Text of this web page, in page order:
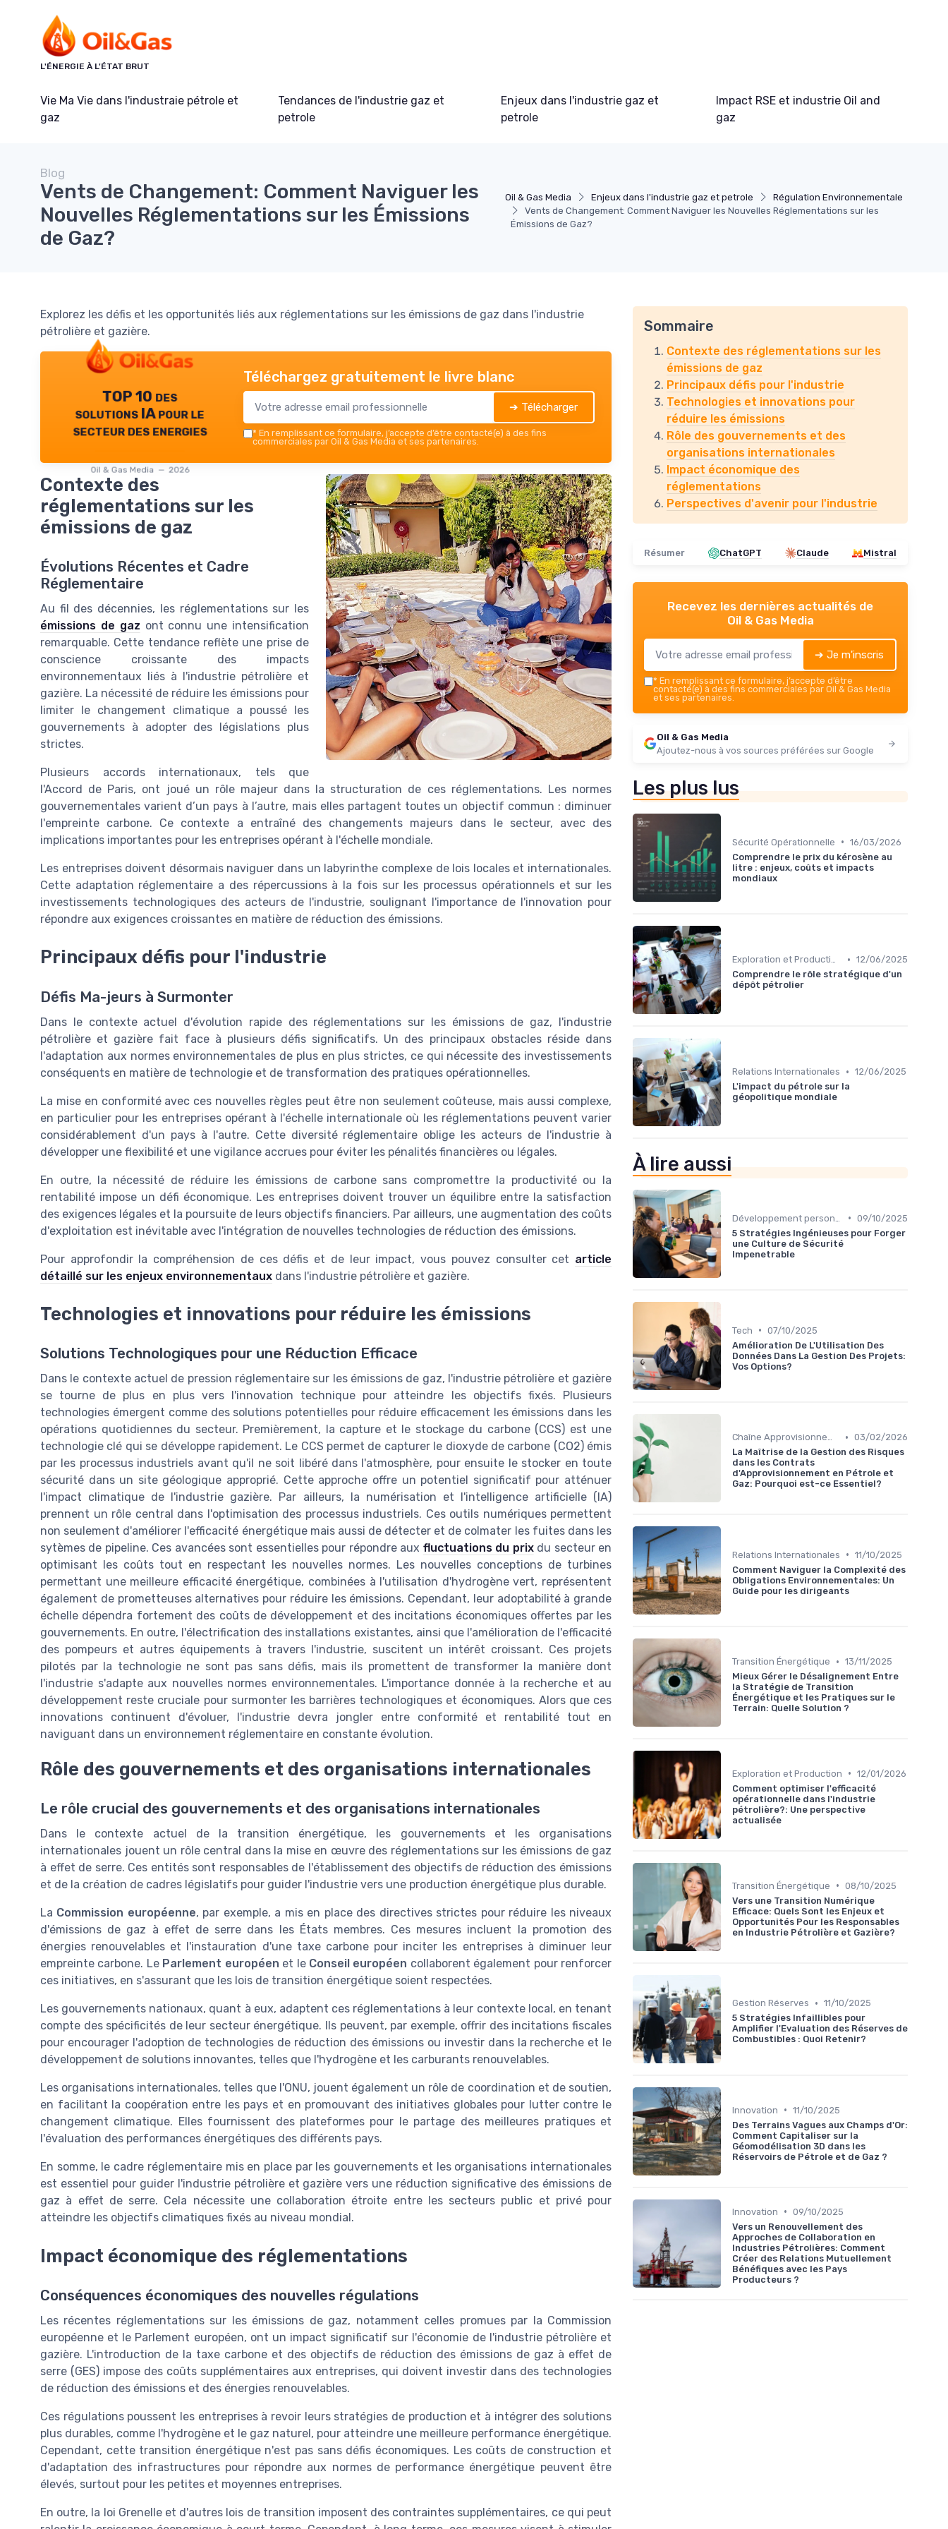
L'ÉNERGIE À L'ÉTAT BRUT
Vie Ma Vie dans l'industraie pétrole et
gaz
Tendances de l'industrie gaz et
petrole
Enjeux dans l'industrie gaz et
petrole
Impact RSE et industrie Oil and
gaz
Oil & Gas Media Enjeux dans l'industrie gaz et petrole
Régulation Environnementale
Vents de Changement: Comment Naviguer les Nouvelles Réglementations sur les
Émissions de Gaz?
Blog
Vents de Changement: Comment Naviguer les
Nouvelles Réglementations sur les Émissions
de Gaz?
Explorez les défis et les opportunités liés aux réglementations sur les émissions de gaz dans l'industrie
pétrolière et gazière.
TOP 10 des
solutions IA pour le
secteur des energies
Oil & Gas Media — 2026
Téléchargez gratuitement le livre blanc
➔ Télécharger
* En remplissant ce formulaire, j’accepte d’être contacté(e) à des fins
commerciales par Oil & Gas Media et ses partenaires.
Contexte des
réglementations sur les
émissions de gaz
Évolutions Récentes et Cadre
Réglementaire
Au fil des décennies, les réglementations sur les
émissions de gaz ont connu une intensification
remarquable. Cette tendance reflète une prise de
conscience croissante des impacts
environnementaux liés à l'industrie pétrolière et
gazière. La nécessité de réduire les émissions pour
limiter le changement climatique a poussé les
gouvernements à adopter des législations plus
strictes.
Plusieurs accords internationaux, tels que
l'Accord de Paris, ont joué un rôle majeur dans la structuration de ces réglementations. Les normes
gouvernementales varient d’un pays à l’autre, mais elles partagent toutes un objectif commun : diminuer
l'empreinte carbone. Ce contexte a entraîné des changements majeurs dans le secteur, avec des
implications importantes pour les entreprises opérant à l'échelle mondiale.
Les entreprises doivent désormais naviguer dans un labyrinthe complexe de lois locales et internationales.
Cette adaptation réglementaire a des répercussions à la fois sur les processus opérationnels et sur les
investissements technologiques des acteurs de l'industrie, soulignant l'importance de l'innovation pour
répondre aux exigences croissantes en matière de réduction des émissions.
Principaux défis pour l'industrie
Défis Ma-jeurs à Surmonter
Dans le contexte actuel d'évolution rapide des réglementations sur les émissions de gaz, l'industrie
pétrolière et gazière fait face à plusieurs défis significatifs. Un des principaux obstacles réside dans
l'adaptation aux normes environnementales de plus en plus strictes, ce qui nécessite des investissements
conséquents en matière de technologie et de transformation des pratiques opérationnelles.
La mise en conformité avec ces nouvelles règles peut être non seulement coûteuse, mais aussi complexe,
en particulier pour les entreprises opérant à l'échelle internationale où les réglementations peuvent varier
considérablement d'un pays à l'autre. Cette diversité réglementaire oblige les acteurs de l'industrie à
développer une flexibilité et une vigilance accrues pour éviter les pénalités financières ou légales.
En outre, la nécessité de réduire les émissions de carbone sans compromettre la productivité ou la
rentabilité impose un défi économique. Les entreprises doivent trouver un équilibre entre la satisfaction
des exigences légales et la poursuite de leurs objectifs financiers. Par ailleurs, une augmentation des coûts
d'exploitation est inévitable avec l'intégration de nouvelles technologies de réduction des émissions.
Pour approfondir la compréhension de ces défis et de leur impact, vous pouvez consulter cet article
détaillé sur les enjeux environnementaux dans l'industrie pétrolière et gazière.
Technologies et innovations pour réduire les émissions
Solutions Technologiques pour une Réduction Efficace
Dans le contexte actuel de pression réglementaire sur les émissions de gaz, l'industrie pétrolière et gazière
se tourne de plus en plus vers l'innovation technique pour atteindre les objectifs fixés. Plusieurs
technologies émergent comme des solutions potentielles pour réduire efficacement les émissions dans les
opérations quotidiennes du secteur. Premièrement, la capture et le stockage du carbone (CCS) est une
technologie clé qui se développe rapidement. Le CCS permet de capturer le dioxyde de carbone (CO2) émis
par les processus industriels avant qu'il ne soit libéré dans l'atmosphère, pour ensuite le stocker en toute
sécurité dans un site géologique approprié. Cette approche offre un potentiel significatif pour atténuer
l'impact climatique de l'industrie gazière. Par ailleurs, la numérisation et l'intelligence artificielle (IA)
prennent un rôle central dans l'optimisation des processus industriels. Ces outils numériques permettent
non seulement d'améliorer l'efficacité énergétique mais aussi de détecter et de colmater les fuites dans les
sytèmes de pipeline. Ces avancées sont essentielles pour répondre aux fluctuations du prixdu secteur en
optimisant les coûts tout en respectant les nouvelles normes. Les nouvelles conceptions de turbines
permettant une meilleure efficacité énergétique, combinées à l'utilisation d'hydrogène vert, représentent
également de prometteuses alternatives pour réduire les émissions. Cependant, leur adoptabilité à grande
échelle dépendra fortement des coûts de développement et des incitations économiques offertes par les
gouvernements. En outre, l'électrification des installations existantes, ainsi que l'amélioration de l'efficacité
des pompeurs et autres équipements à travers l'industrie, suscitent un intérêt croissant. Ces projets
pilotés par la technologie ne sont pas sans défis, mais ils promettent de transformer la manière dont
l'industrie s'adapte aux nouvelles normes environnementales. L'importance donnée à la recherche et au
développement reste cruciale pour surmonter les barrières technologiques et économiques. Alors que ces
innovations continuent d'évoluer, l'industrie devra jongler entre conformité et rentabilité tout en
naviguant dans un environnement réglementaire en constante évolution.
Rôle des gouvernements et des organisations internationales
Le rôle crucial des gouvernements et des organisations internationales
Dans le contexte actuel de la transition énergétique, les gouvernements et les organisations
internationales jouent un rôle central dans la mise en œuvre des réglementations sur les émissions de gaz
à effet de serre. Ces entités sont responsables de l'établissement des objectifs de réduction des émissions
et de la création de cadres législatifs pour guider l'industrie vers une production énergétique plus durable.
La Commission européenne, par exemple, a mis en place des directives strictes pour réduire les niveaux
d'émissions de gaz à effet de serre dans les États membres. Ces mesures incluent la promotion des
énergies renouvelables et l'instauration d'une taxe carbone pour inciter les entreprises à diminuer leur
empreinte carbone. Le Parlement européen et le Conseil européen collaborent également pour renforcer
ces initiatives, en s'assurant que les lois de transition énergétique soient respectées.
Les gouvernements nationaux, quant à eux, adaptent ces réglementations à leur contexte local, en tenant
compte des spécificités de leur secteur énergétique. Ils peuvent, par exemple, offrir des incitations fiscales
pour encourager l'adoption de technologies de réduction des émissions ou investir dans la recherche et le
développement de solutions innovantes, telles que l'hydrogène et les carburants renouvelables.
Les organisations internationales, telles que l'ONU, jouent également un rôle de coordination et de soutien,
en facilitant la coopération entre les pays et en promouvant des initiatives globales pour lutter contre le
changement climatique. Elles fournissent des plateformes pour le partage des meilleures pratiques et
l'évaluation des performances énergétiques des différents pays.
En somme, le cadre réglementaire mis en place par les gouvernements et les organisations internationales
est essentiel pour guider l'industrie pétrolière et gazière vers une réduction significative des émissions de
gaz à effet de serre. Cela nécessite une collaboration étroite entre les secteurs public et privé pour
atteindre les objectifs climatiques fixés au niveau mondial.
Impact économique des réglementations
Conséquences économiques des nouvelles régulations
Les récentes réglementations sur les émissions de gaz, notamment celles promues par la Commission
européenne et le Parlement européen, ont un impact significatif sur l'économie de l'industrie pétrolière et
gazière. L'introduction de la taxe carbone et des objectifs de réduction des émissions de gaz à effet de
serre (GES) impose des coûts supplémentaires aux entreprises, qui doivent investir dans des technologies
de réduction des émissions et des énergies renouvelables.
Ces régulations poussent les entreprises à revoir leurs stratégies de production et à intégrer des solutions
plus durables, comme l'hydrogène et le gaz naturel, pour atteindre une meilleure performance énergétique.
Cependant, cette transition énergétique n'est pas sans défis économiques. Les coûts de construction et
d'adaptation des infrastructures pour répondre aux normes de performance énergétique peuvent être
élevés, surtout pour les petites et moyennes entreprises.
En outre, la loi Grenelle et d'autres lois de transition imposent des contraintes supplémentaires, ce qui peut
Sommaire
Contexte des réglementations sur les
émissions de gaz
Principaux défis pour l'industrie
Technologies et innovations pour
réduire les émissions
Rôle des gouvernements et des
organisations internationales
Impact économique des
réglementations
Perspectives d'avenir pour l'industrie
Résumer ChatGPT Claude Mistral
Recevez les dernières actualités de
Oil & Gas Media
➔ Je m'inscris
* En remplissant ce formulaire, j’accepte d’être
contacté(e) à des fins commerciales par Oil & Gas Media
et ses partenaires.
Oil & Gas Media
Ajoutez-nous à vos sources préférées sur Google
Les plus lus
Sécurité Opérationnelle • 16/03/2026
Comprendre le prix du kérosène au
litre : enjeux, coûts et impacts
mondiaux
Exploration et Production • 12/06/2025
Comprendre le rôle stratégique d'un
dépôt pétrolier
Relations Internationales • 12/06/2025
L'impact du pétrole sur la
géopolitique mondiale
À lire aussi
• 09/10/2025
5 Stratégies Ingénieuses pour Forger
une Culture de Sécurité
Impenetrable
Tech • 07/10/2025
Amélioration De L'Utilisation Des
Données Dans La Gestion Des Projets:
Vos Options?
Chaîne Approvisionnement • 03/02/2026
La Maîtrise de la Gestion des Risques
dans les Contrats
d'Approvisionnement en Pétrole et
Gaz: Pourquoi est-ce Essentiel?
Relations Internationales • 11/10/2025
Comment Naviguer la Complexité des
Obligations Environnementales: Un
Guide pour les dirigeants
Transition Énergétique • 13/11/2025
Mieux Gérer le Désalignement Entre
la Stratégie de Transition
Énergétique et les Pratiques sur le
Terrain: Quelle Solution ?
Exploration et Production • 12/01/2026
Comment optimiser l'efficacité
opérationnelle dans l'industrie
pétrolière?: Une perspective
actualisée
Transition Énergétique • 08/10/2025
Vers une Transition Numérique
Efficace: Quels Sont les Enjeux et
Opportunités Pour les Responsables
en Industrie Pétrolière et Gazière?
Gestion Réserves • 11/10/2025
5 Stratégies Infaillibles pour
Amplifier l'Evaluation des Réserves de
Combustibles : Quoi Retenir?
Innovation • 11/10/2025
Des Terrains Vagues aux Champs d'Or:
Comment Capitaliser sur la
Géomodélisation 3D dans les
Réservoirs de Pétrole et de Gaz ?
Innovation • 09/10/2025
Vers un Renouvellement des
Approches de Collaboration en
Industries Pétrolières: Comment
Créer des Relations Mutuellement
Bénéfiques avec les Pays
Producteurs ?